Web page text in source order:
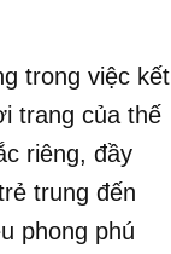
trong việc kết
trang của thế
riêng, đầy
trung đến
phong phú